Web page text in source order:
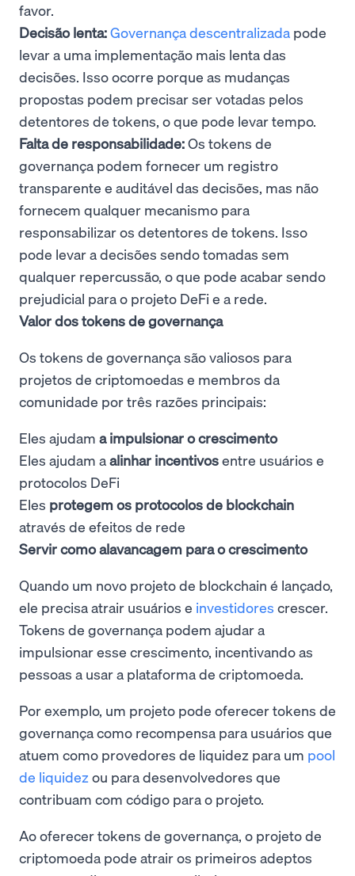
favor.
Decisão lenta:Governança descentralizada pode
levar a uma implementação mais lenta das
decisões. Isso ocorre porque as mudanças
propostas podem precisar ser votadas pelos
detentores de tokens, o que pode levar tempo.
Falta de responsabilidade:Os tokens de
governança podem fornecer um registro
transparente e auditável das decisões, mas não
fornecem qualquer mecanismo para
responsabilizar os detentores de tokens. Isso
pode levar a decisões sendo tomadas sem
qualquer repercussão, o que pode acabar sendo
prejudicial para o projeto DeFi e a rede.
Valor dos tokens de governança
Os tokens de governança são valiosos para
projetos de criptomoedas e membros da
comunidade por três razões principais:
Eles ajudam a impulsionar o crescimento
Eles ajudam aalinhar incentivosentre usuários e
protocolos DeFi
Eles protegem os protocolos de blockchain
através de efeitos de rede
Servir como alavancagem para o crescimento
Quando um novo projeto de blockchain é lançado,
ele precisa atrair usuários e investidores crescer.
Tokens de governança podem ajudar a
impulsionar esse crescimento, incentivando as
pessoas a usar a plataforma de criptomoeda.
Por exemplo, um projeto pode oferecer tokens de
governança como recompensa para usuários que
atuem como provedores de liquidez para um pool
de liquidez ou para desenvolvedores que
contribuam com código para o projeto.
Ao oferecer tokens de governança, o projeto de
criptomoeda pode atrair os primeiros adeptos